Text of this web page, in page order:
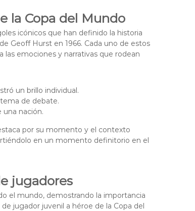
la Copa del Mundo
icónicos que han definido la historia
Geoff Hurst en 1966. Cada uno de estos
emociones y narrativas que rodean
un brillo individual.
de debate.
una nación.
por su momento y el contexto
en un momento definitorio en el
jugadores
el mundo, demostrando la importancia
jugador juvenil a héroe de la Copa del